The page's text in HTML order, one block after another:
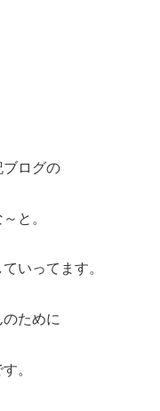
ブログの
と。
いってます。
ために
。